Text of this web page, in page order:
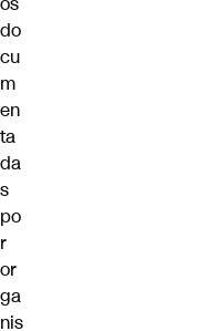
do
cu
m
en
ta
da
s
po
r
or
ga
nis